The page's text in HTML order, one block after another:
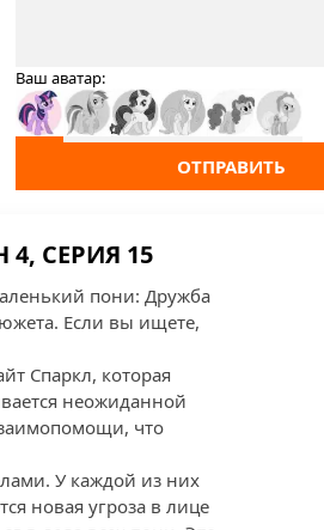
Ваш аватар:
ОТПРАВИТЬ
СЕРИЯ 15
пони: Дружба
Если вы ищете,
Спаркл, которая
неожиданной
что
У каждой из них
новая угроза в лице